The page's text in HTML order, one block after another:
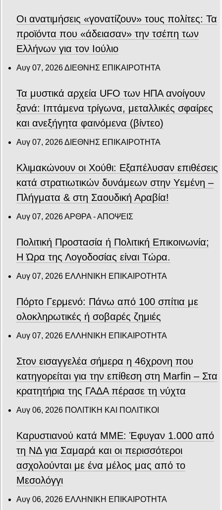
Οι ανατιμήσεις «γονατίζουν» τους πολίτες: Τα
προϊόντα που «άδειασαν» την τσέπη των
Ελλήνων για τον Ιούλιο
Αυγ 07, 2026ΔΙΕΘΝΗΣ ΕΠΙΚΑΙΡΟΤΗΤΑ
Τα μυστικά αρχεία UFO των ΗΠΑ ανοίγουν
ξανά: Ιπτάμενα τρίγωνα, μεταλλικές σφαίρες
και ανεξήγητα φαινόμενα (βίντεο)
Αυγ 07, 2026ΔΙΕΘΝΗΣ ΕΠΙΚΑΙΡΟΤΗΤΑ
Κλιμακώνουν οι Χούθι: Eξαπέλυσαν επιθέσεις
κατά στρατιωτικών δυνάμεων στην Υεμένη –
Πλήγματα & στη Σαουδική Αραβία!
Αυγ 07, 2026ΑΡΘΡΑ - ΑΠΟΨΕΙΣ
Πολιτική Προστασία ή Πολιτική Επικοινωνία;
Η Ώρα της Λογοδοσίας είναι Τώρα.
Αυγ 07, 2026 ΕΛΛΗΝΙΚΗ ΕΠΙΚΑΙΡΟΤΗΤΑ
Πόρτο Γερμενό: Πάνω από 100 σπίτια με
ολοκληρωτικές ή σοβαρές ζημιές
Αυγ 07, 2026 ΕΛΛΗΝΙΚΗ ΕΠΙΚΑΙΡΟΤΗΤΑ
Στον εισαγγελέα σήμερα η 46χρονη που
κατηγορείται για την επίθεση στη Marfin – Στα
κρατητήρια της ΓΑΔΑ πέρασε τη νύχτα
Αυγ 06, 2026 ΠΟΛΙΤΙΚΗ ΚΑΙ ΠΟΛΙΤΙΚΟΙ
Καρυστιανού κατά ΜΜΕ: Έφυγαν 1.000 από
τη ΝΔ για Σαμαρά και οι περισσότεροι
ασχολούνται με ένα μέλος μας από το
Μεσολόγγι
Αυγ 06, 2026 ΕΛΛΗΝΙΚΗ ΕΠΙΚΑΙΡΟΤΗΤΑ